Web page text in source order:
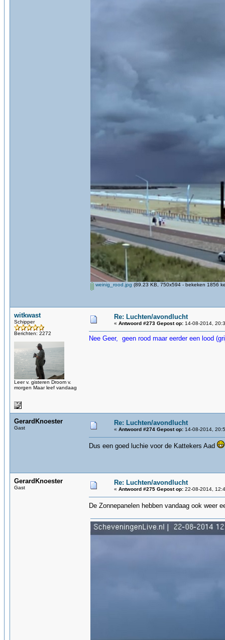
weinig_rood.jpg (89.23 KB, 750x594 - bekeken 1856
witkwast
Schipper
Berichten: 2272
Leer v. gisteren Droom v.
morgen Maar leef vandaag
Re: Luchten/avondlucht
« Antwoord #273 Gepost op: 14-08-2014,
Nee Geer, geen rood maar eerder een lood
GerardKnoester
Gast
Re: Luchten/avondlucht
« Antwoord #274 Gepost op: 14-08-2014,
Dus een goed luchie voor de Kattekers Aad
GerardKnoester
Gast
Re: Luchten/avondlucht
« Antwoord #275 Gepost op: 22-08-2014,
De Zonnepanelen hebben vandaag ook weer